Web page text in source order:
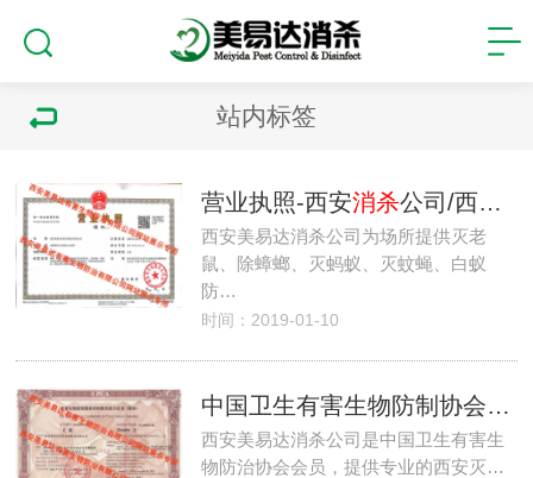
站内标签
营业执照-西安消杀公司/西安灭鼠公司/西安灭蟑螂公司
西安美易达消杀公司为场所提供灭老
鼠、除蟑螂、灭蚂蚁、灭蚊蝇、白蚁
防…
时间：2019-01-10
中国卫生有害生物防制协会证书-西安
西安美易达消杀公司是中国卫生有害生
物防治协会会员，提供专业的西安灭…